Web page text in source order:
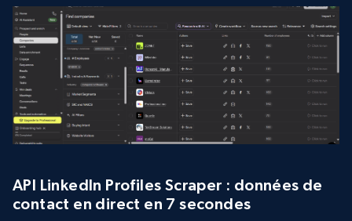
API LinkedIn Profiles Scraper : données de
contact en direct en 7 secondes